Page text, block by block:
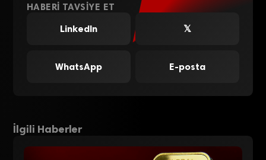
HABERI TAVSIYE ET
LinkedIn
𝕏
WhatsApp E-posta
İlgili Haberler